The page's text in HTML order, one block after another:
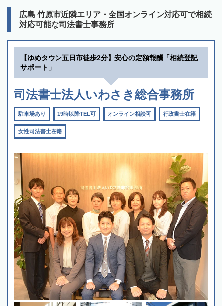
広島 竹原市近隣エリア・全国オンライン対応可で相続
対応可能な司法書士事務所
【ゆめタウン五日市徒歩2分】安心の定額報酬「相続登記
サポート」
司法書士法人いわさき総合事務所
駐車場あり 19時以降TEL可 オンライン相談可 行政書士在籍
女性司法書士在籍